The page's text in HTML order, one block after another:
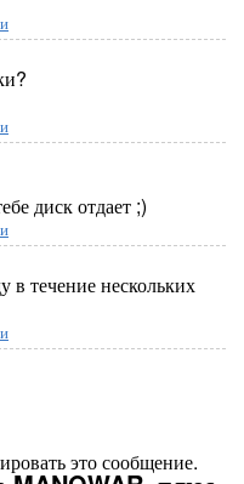
диск отдает ;)
в течение нескольких
это сообщение.